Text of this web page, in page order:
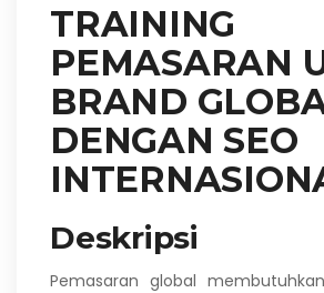
TRAINING
PEMASARAN
BRAND
DENGAN SEO
Deskripsi
Pemasaran global